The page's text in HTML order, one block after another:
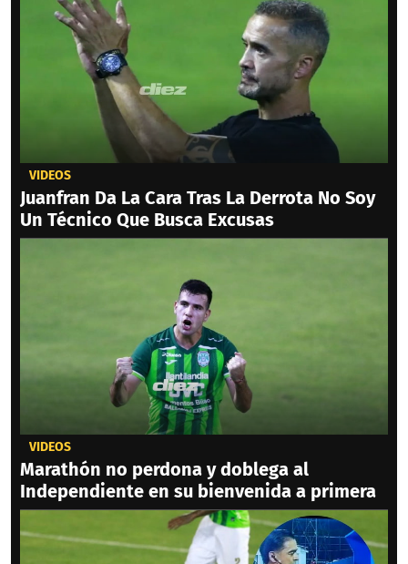
VIDEOS
Juanfran Da La Cara Tras La Derrota No Soy
Un Técnico Que Busca Excusas
VIDEOS
Marathón no perdona y doblega al
Independiente en su bienvenida a primera